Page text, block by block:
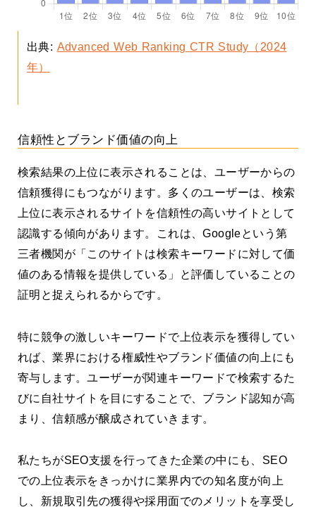
出典: Advanced Web Ranking CTR Study（2024
年）
信頼性とブランド価値の向上
検索結果の上位に表示されることは、ユーザーからの
信頼獲得にもつながります。多くのユーザーは、検索
上位に表示されるサイトを信頼性の高いサイトとして
認識する傾向があります。これは、Googleという第
三者機関が「このサイトは検索キーワードに対して価
値のある情報を提供している」と評価していることの
証明と捉えられるからです。
特に競争の激しいキーワードで上位表示を獲得してい
れば、業界における権威性やブランド価値の向上にも
寄与します。ユーザーが関連キーワードで検索するた
びに自社サイトを目にすることで、ブランド認知が高
まり、信頼感が醸成されていきます。
私たちがSEO支援を行ってきた企業の中にも、SEO
での上位表示をきっかけに業界内での知名度が向上
し、新規取引先の獲得や採用面でのメリットを享受し